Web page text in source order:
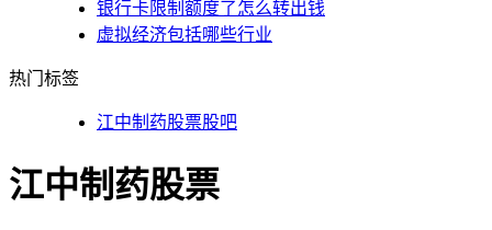
银行卡限制额度了怎么转出钱
虚拟经济包括哪些行业
热门标签
江中制药股票股吧
江中制药股票